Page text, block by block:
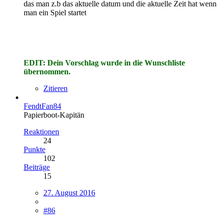
das man z.b das aktuelle datum und die aktuelle Zeit hat wenn
man ein Spiel startet
EDIT: Dein Vorschlag wurde in die Wunschliste
übernommen.
Zitieren
FendtFan84
Papierboot-Kapitän
Reaktionen
24
Punkte
102
Beiträge
15
27. August 2016
#86